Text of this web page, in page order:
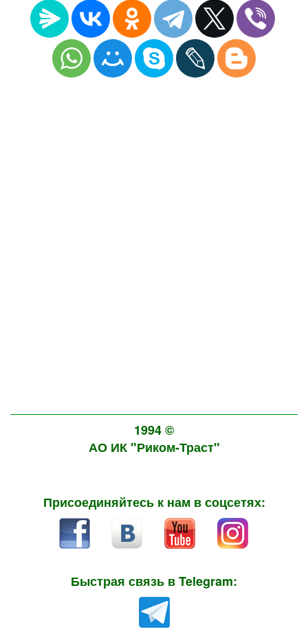
1994 ©
АО ИК "Риком-Траст"
Присоединяйтесь к нам в соцсетях:
Быстрая связь в Telegram: